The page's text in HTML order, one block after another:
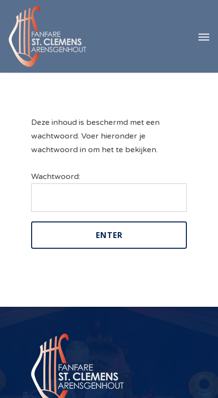
main
content
Deze inhoud is beschermd met een
wachtwoord. Voer hieronder je
wachtwoord in om het te bekijken.
Wachtwoord: